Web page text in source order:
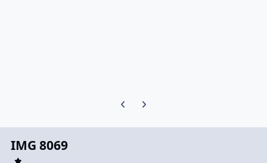
Предыдущий слайд карусели
Следующий слайд карусели
IMG 8069